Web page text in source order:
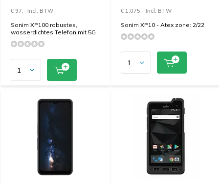
€ 97,- Incl. BTW
Sonim XP100 robustes,
wasserdichtes Telefon mit 5G
€ 1.075,- Incl. BTW
Sonim XP10 - Atex zone: 2/22